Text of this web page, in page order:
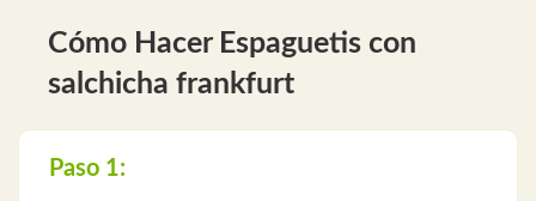
Cómo Hacer Espaguetis con
salchicha frankfurt
Paso 1: